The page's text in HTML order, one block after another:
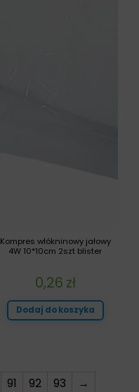
Kompres włókninowy jałowy
4W 10*10cm 2szt blister
0,26 zł
Dodaj do koszyka
91 92 93 →